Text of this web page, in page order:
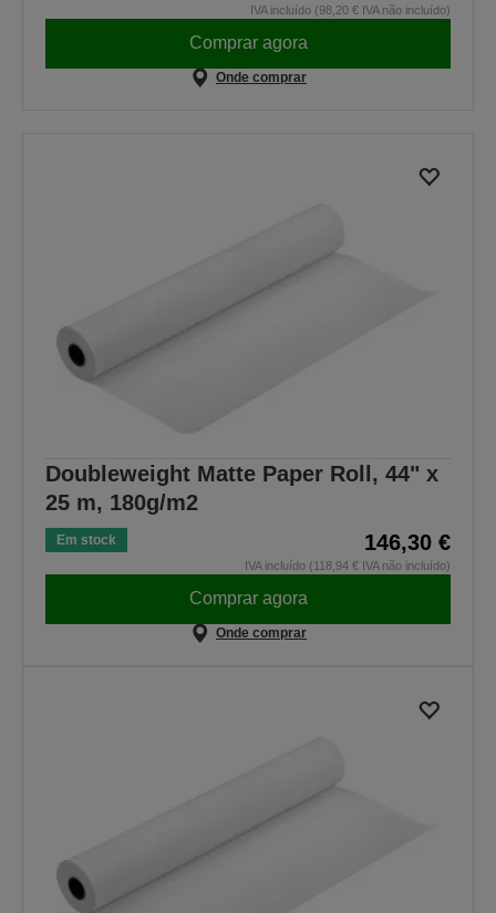
IVA incluído (98,20 € IVA não incluído)
Comprar agora
Onde comprar
Doubleweight Matte Paper Roll, 44" x
25 m, 180g/m2
Em stock 146,30 €
IVA incluído (118,94 € IVA não incluído)
Comprar agora
Onde comprar